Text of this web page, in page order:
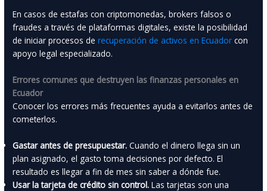
En casos de estafas con criptomonedas, brokers falsos o
fraudes a través de plataformas digitales, existe la posibilidad
de iniciar procesos de recuperación de activos en Ecuador con
apoyo legal especializado.
Errores comunes que destruyen las finanzas personales en
Ecuador
Conocer los errores más frecuentes ayuda a evitarlos antes de
cometerlos.
Gastar antes de presupuestar. Cuando el dinero llega sin un
plan asignado, el gasto toma decisiones por defecto. El
resultado es llegar a fin de mes sin saber a dónde fue.
Usar la tarjeta de crédito sin control. Las tarjetas son una